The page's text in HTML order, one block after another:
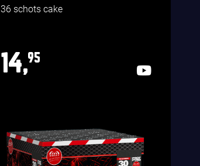
36 schots cake
14,95